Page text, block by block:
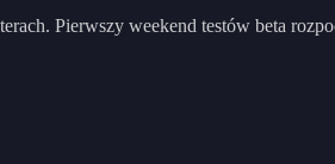
Pierwszy weekend testów beta